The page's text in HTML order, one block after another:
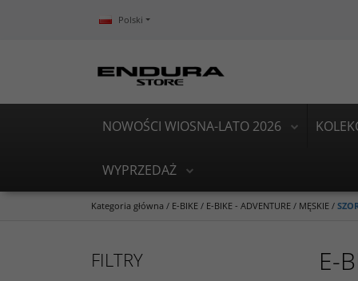
Polski
NOWOŚCI WIOSNA-LATO 2026
WYPRZEDAŻ
Kategoria główna / E-BIKE / E-BIKE - ADVENTURE / MĘSKIE /
E-
FILTRY